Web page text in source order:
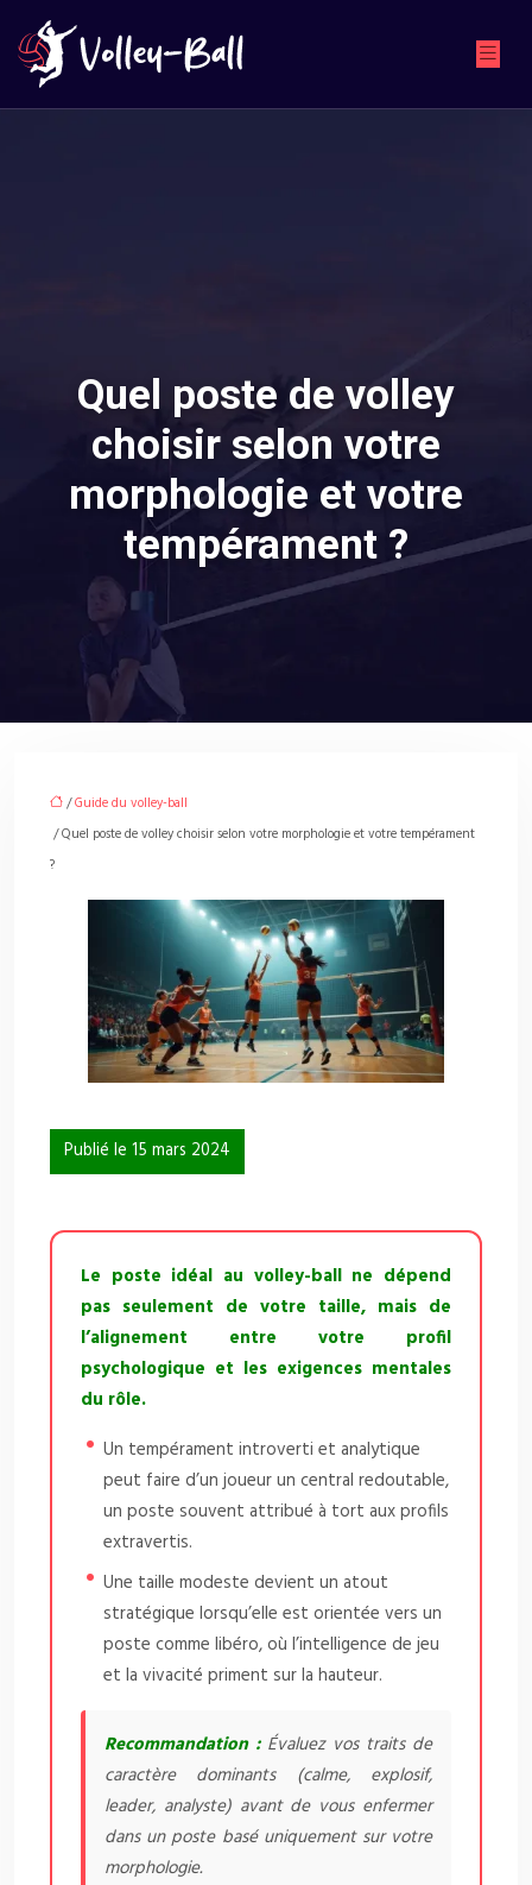
Quel poste de volley
choisir selon votre
morphologie et votre
tempérament ?
/Guide du volley-ball
/ Quel poste de volley choisir selon votre morphologie et votre tempérament
?
Publié le 15 mars 2024
Le poste idéal au volley-ball ne dépend
pas seulement de votre taille, mais de
l’alignement entre votre profil
psychologique et les exigences mentales
du rôle.
Un tempérament introverti et analytique
peut faire d’un joueur un central redoutable,
un poste souvent attribué à tort aux profils
extravertis.
Une taille modeste devient un atout
stratégique lorsqu’elle est orientée vers un
poste comme libéro, où l’intelligence de jeu
et la vivacité priment sur la hauteur.
Recommandation :Évaluez vos traits de
caractère dominants (calme, explosif,
leader, analyste) avant de vous enfermer
dans un poste basé uniquement sur votre
morphologie.